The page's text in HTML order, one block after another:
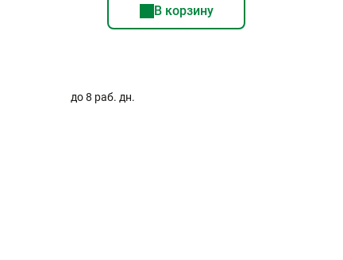
В корзину
до 8 раб. дн.